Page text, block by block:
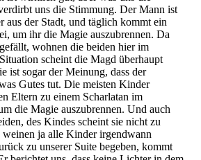
uns die Stimmung. Der Mann ist
aus der Stadt, und täglich kommt ein
um ihr die Magie auszubrennen. Da
wohnen die beiden hier im
scheint die Magd überhaupt
ist sogar der Meinung, dass der
Gutes tut. Die meisten Kinder
Eltern zu einem Scharlatan im
die Magie auszubrennen. Und auch
des Kindes scheint sie nicht zu
ja alle Kinder irgendwann
zu unserer Suite begeben, kommt